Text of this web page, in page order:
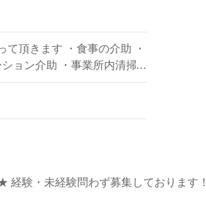
頂きます ・食事の介助 ・
ョン介助 ・事業所内清掃
験・未経験問わず募集しております！